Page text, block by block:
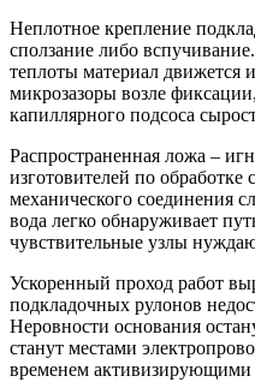
Неплотное крепление
сползание либо
теплоты материал движется
микрозазоры возле
капиллярного подсоса
Распространенная ложа –
изготовителей по обработке
механического соединения
вода легко обнаруживает
чувствительные узлы
Ускоренный проход работ
подкладочных рулонов
Неровности основания
станут местами
временем активизирующими